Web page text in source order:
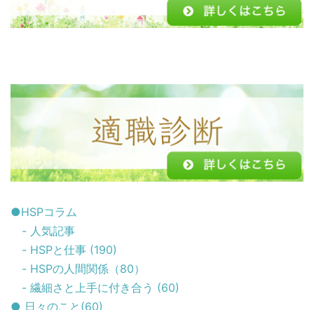
●HSPコラム
- 人気記事
- HSPと仕事 (190)
- HSPの人間関係（80）
- 繊細さと上手に付き合う (60)
● 日々のこと(60)